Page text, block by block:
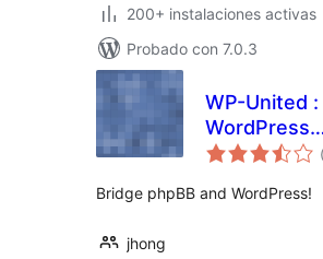
200+ instalaciones activas
Probado con 7.0.3
WP-United :
WordPress
Integration
Bridge phpBB and WordPress!
jhong